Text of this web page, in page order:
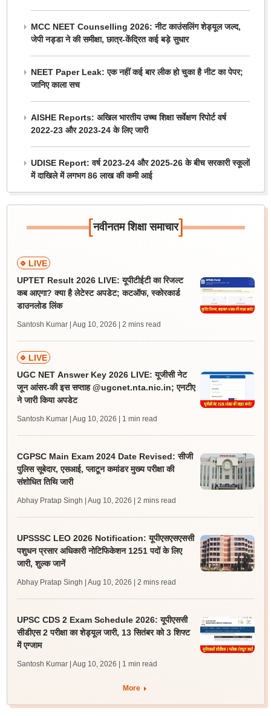
MCC NEET Counselling 2026: नीट काउंसलिंग शेड्यूल जल्द,
जेपी नड्डा ने की समीक्षा, छात्र-केंद्रित कई बड़े सुधार
NEET Paper Leak: एक नहीं कई बार लीक हो चुका है नीट का पेपर;
जानिए काला सच
AISHE Reports: अखिल भारतीय उच्च शिक्षा सर्वेक्षण रिपोर्ट वर्ष
2022-23 और 2023-24 के लिए जारी
UDISE Report: वर्ष 2023-24 और 2025-26 के बीच सरकारी स्कूलों
में दाखिले में लगभग 86 लाख की कमी आई
[नवीनतम शिक्षा समाचार]
LIVE
UPTET Result 2026 LIVE: यूपीटीईटी का रिजल्ट
कब आएगा? क्या है लेटेस्ट अपडेट; कटऑफ, स्कोरकार्ड
डाउनलोड लिंक
Santosh Kumar | Aug 10, 2026 | 2 mins read
LIVE
UGC NET Answer Key 2026 LIVE: यूजीसी नेट
जून आंसर-की इस सप्ताह @ugcnet.nta.nic.in; एनटीए
ने जारी किया अपडेट
Santosh Kumar | Aug 10, 2026 | 1 min read
CGPSC Main Exam 2024 Date Revised: सीजी
पुलिस सूबेदार, एसआई, प्लाटून कमांडर मुख्य परीक्षा की
संशोधित तिथि जारी
Abhay Pratap Singh | Aug 10, 2026 | 2 mins read
UPSSSC LEO 2026 Notification: यूपीएसएसएससी
पशुधन प्रसार अधिकारी नोटिफिकेशन 1251 पदों के लिए
जारी, शुल्क जानें
Abhay Pratap Singh | Aug 10, 2026 | 2 mins read
UPSC CDS 2 Exam Schedule 2026: यूपीएससी
सीडीएस 2 परीक्षा का शेड्यूल जारी, 13 सितंबर को 3 शिफ्ट
में एग्जाम
Santosh Kumar | Aug 10, 2026 | 1 min read
More